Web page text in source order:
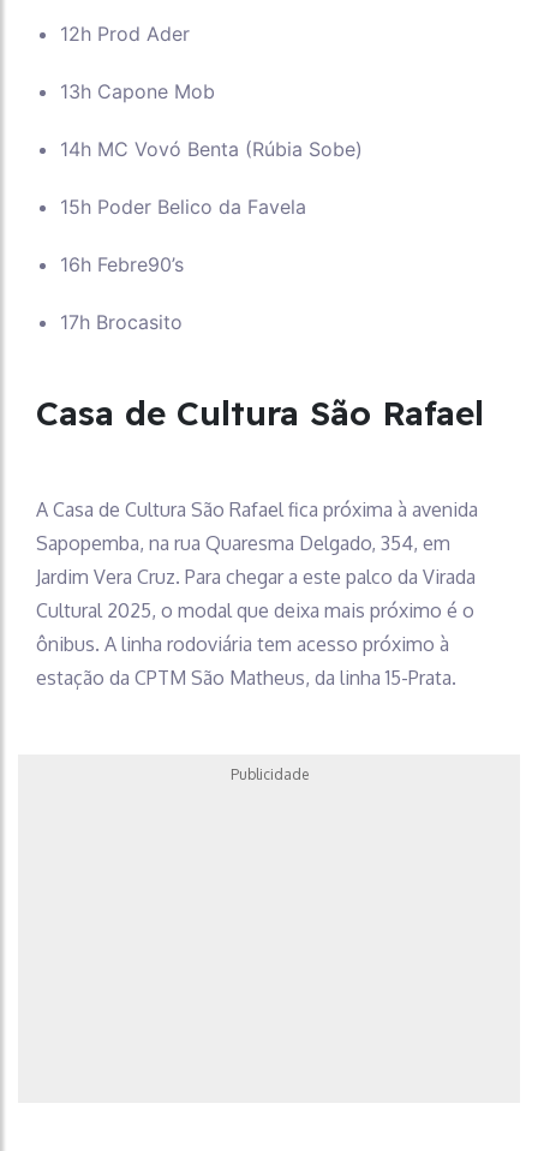
12h Prod Ader
13h Capone Mob
14h MC Vovó Benta (Rúbia Sobe)
15h Poder Belico da Favela
16h Febre90’s
17h Brocasito
Casa de Cultura São Rafael
A Casa de Cultura São Rafael fica próxima à avenida
Sapopemba, na rua Quaresma Delgado, 354, em
Jardim Vera Cruz. Para chegar a este palco da Virada
Cultural 2025, o modal que deixa mais próximo é o
ônibus. A linha rodoviária tem acesso próximo à
estação da CPTM São Matheus, da linha 15-Prata.
Publicidade